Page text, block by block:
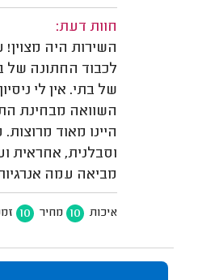
חוות דעת:
השירות היה מצוין!
לכבוד החתונה של
של בתי. אין לי
השוואה מבחינת
היינו מאוד
וסבלנית, אחראית
מביאה עמה
איכות 10 מחיר 10